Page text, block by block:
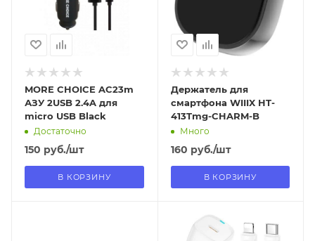
MORE CHOICE AC23m
АЗУ 2USB 2.4A для
micro USB Black
Достаточно
150 руб./шт
В КОРЗИНУ
Нет
Держатель для
смартфона WIIIX HT-
413Tmg-CHARM-B
Много
160 руб./шт
В КОРЗИНУ
Отправим
13.08.2026